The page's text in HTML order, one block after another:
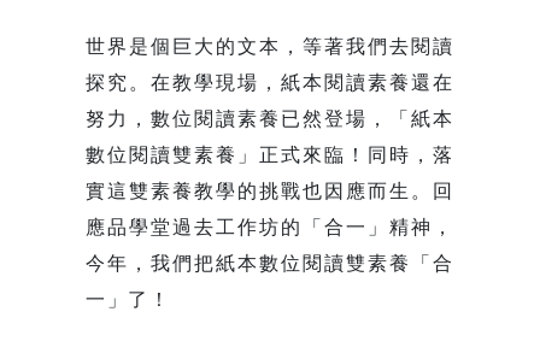
世界是個巨大的文本，等著我們去閱讀
探究。在教學現場，紙本閱讀素養還在
努力，數位閱讀素養已然登場，「紙本
數位閱讀雙素養」正式來臨！同時，落
實這雙素養教學的挑戰也因應而生。回
應品學堂過去工作坊的「合一」精神，
今年，我們把紙本數位閱讀雙素養「合
一」了！